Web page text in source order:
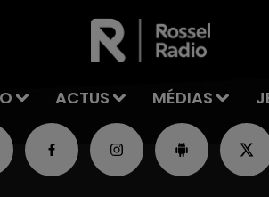
ACTUS MÉDIAS